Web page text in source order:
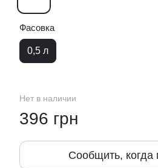
Фасовка
0,5 л
Нет в наличии
396 грн
Сообщить, когда